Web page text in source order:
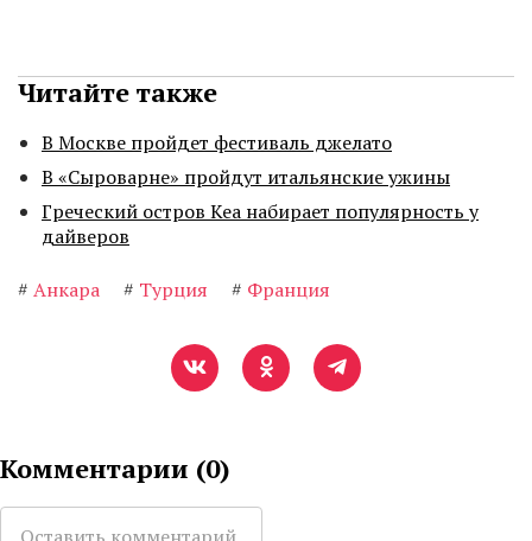
Читайте также
В Москве пройдет фестиваль джелато
В «Сыроварне» пройдут итальянские ужины
Греческий остров Кеа набирает популярность у
дайверов
# Анкара # Турция # Франция
Комментарии (0)